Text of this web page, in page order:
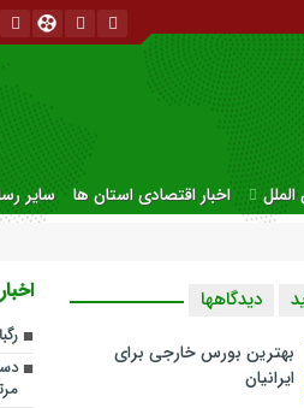
اخبار اقتصادی استان ها سایر
دیدگاهها
بهترین بورس خارجی برای
ایرانیان